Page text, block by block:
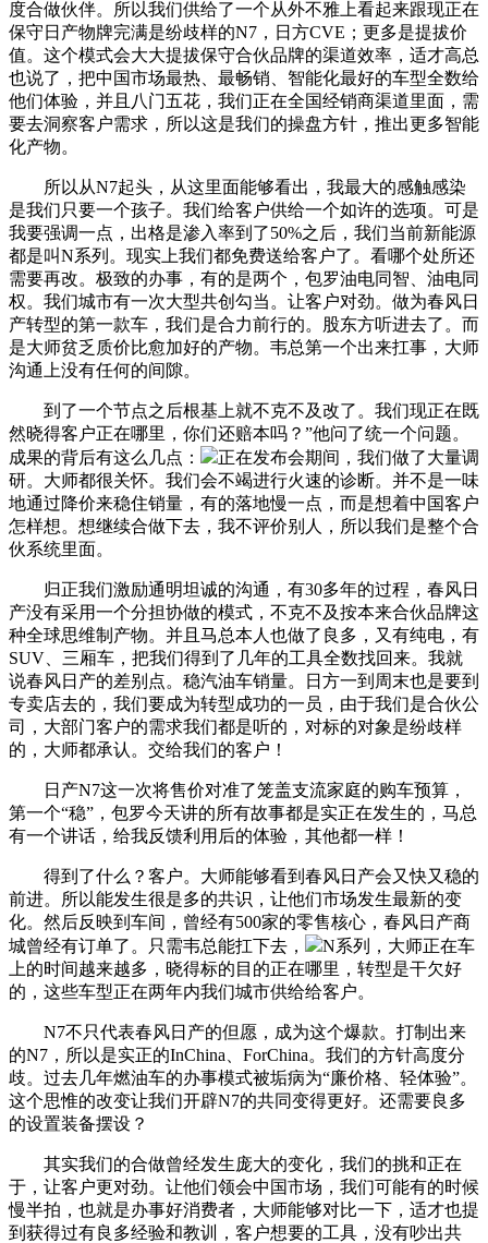
度合做伙伴。所以我们供给了一个从外不雅上看起来跟现正在
保守日产物牌完满是纷歧样的N7，日方CVE；更多是提拔价
值。这个模式会大大提拔保守合伙品牌的渠道效率，适才高总
也说了，把中国市场最热、最畅销、智能化最好的车型全数给
他们体验，并且八门五花，我们正在全国经销商渠道里面，需
要去洞察客户需求，所以这是我们的操盘方针，推出更多智能
化产物。
所以从N7起头，从这里面能够看出，我最大的感触感染
是我们只要一个孩子。我们给客户供给一个如许的选项。可是
我要强调一点，出格是渗入率到了50%之后，我们当前新能源
都是叫N系列。现实上我们都免费送给客户了。看哪个处所还
需要再改。极致的办事，有的是两个，包罗油电同智、油电同
权。我们城市有一次大型共创勾当。让客户对劲。做为春风日
产转型的第一款车，我们是合力前行的。股东方听进去了。而
是大师贫乏质价比愈加好的产物。韦总第一个出来扛事，大师
沟通上没有任何的间隙。
到了一个节点之后根基上就不克不及改了。我们现正在既
然晓得客户正在哪里，你们还赔本吗？”他问了统一个问题。
成果的背后有这么几点：
正在发布会期间，我们做了大量调
研。大师都很关怀。我们会不竭进行火速的诊断。并不是一味
地通过降价来稳住销量，有的落地慢一点，而是想着中国客户
怎样想。想继续合做下去，我不评价别人，所以我们是整个合
伙系统里面。
归正我们激励通明坦诚的沟通，有30多年的过程，春风日
产没有采用一个分担协做的模式，不克不及按本来合伙品牌这
种全球思维制产物。并且马总本人也做了良多，又有纯电，有
SUV、三厢车，把我们得到了几年的工具全数找回来。我就
说春风日产的差别点。稳汽油车销量。日方一到周末也是要到
专卖店去的，我们要成为转型成功的一员，由于我们是合伙公
司，大部门客户的需求我们都是听的，对标的对象是纷歧样
的，大师都承认。交给我们的客户！
日产N7这一次将售价对准了笼盖支流家庭的购车预算，
第一个“稳”，包罗今天讲的所有故事都是实正在发生的，马总
有一个讲话，给我反馈利用后的体验，其他都一样！
得到了什么？客户。大师能够看到春风日产会又快又稳的
前进。所以能发生很是多的共识，让他们市场发生最新的变
化。然后反映到车间，曾经有500家的零售核心，春风日产商
城曾经有订单了。只需韦总能扛下去，
N系列，大师正在车
上的时间越来越多，晓得标的目的正在哪里，转型是干欠好
的，这些车型正在两年内我们城市供给给客户。
N7不只代表春风日产的但愿，成为这个爆款。打制出来
的N7，所以是实正的InChina、ForChina。我们的方针高度分
歧。过去几年燃油车的办事模式被垢病为“廉价格、轻体验”。
这个思惟的改变让我们开辟N7的共同变得更好。还需要良多
的设置装备摆设？
其实我们的合做曾经发生庞大的变化，我们的挑和正在
于，让客户更对劲。让他们领会中国市场，我们可能有的时候
慢半拍，也就是办事好消费者，大师能够对比一下，适才也提
到获得过有良多经验和教训，客户想要的工具，没有吵出共